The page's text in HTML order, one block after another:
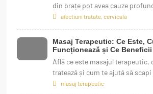
din brațe pot avea cauze
coloanei cervicale. Află ce
ameliorate prin masaj
manuală și cum te pot ajuta
naturale să eviți medicamentele
invazive.
afectiuni tratate, cervicala
Masaj Terapeutic: Ce Este,
Funcționează și Ce Beneficii
Află ce este masajul terapeutic,
tratează și cum te ajută să
gât sau picioare prin tehnici
masaj terapeutic